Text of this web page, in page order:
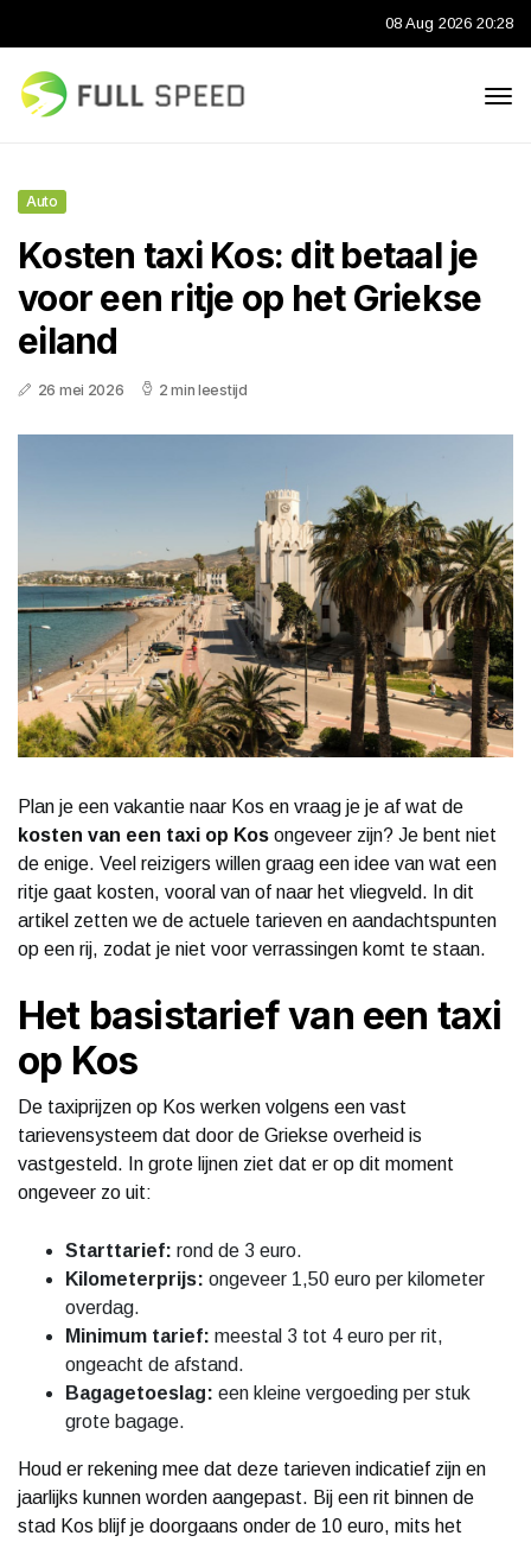
08 Aug 2026 20:28
Auto
Kosten taxi Kos: dit betaal je
voor een ritje op het Griekse
eiland
26 mei 2026 2 min leestijd
Plan je een vakantie naar Kos en vraag je je af wat de
kosten van een taxi op Kos ongeveer zijn? Je bent niet
de enige. Veel reizigers willen graag een idee van wat een
ritje gaat kosten, vooral van of naar het vliegveld. In dit
artikel zetten we de actuele tarieven en aandachtspunten
op een rij, zodat je niet voor verrassingen komt te staan.
Het basistarief van een taxi
op Kos
De taxiprijzen op Kos werken volgens een vast
tarievensysteem dat door de Griekse overheid is
vastgesteld. In grote lijnen ziet dat er op dit moment
ongeveer zo uit:
Starttarief: rond de 3 euro.
Kilometerprijs: ongeveer 1,50 euro per kilometer
overdag.
Minimum tarief: meestal 3 tot 4 euro per rit,
ongeacht de afstand.
Bagagetoeslag: een kleine vergoeding per stuk
grote bagage.
Houd er rekening mee dat deze tarieven indicatief zijn en
jaarlijks kunnen worden aangepast. Bij een rit binnen de
stad Kos blijf je doorgaans onder de 10 euro, mits het